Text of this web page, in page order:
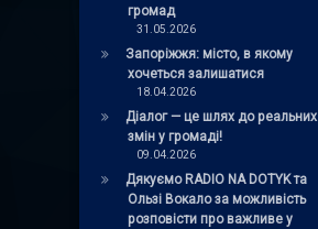
громад
31.05.2026
Запоріжжя: місто, в якому
хочеться залишатися
18.04.2026
Діалог — це шлях до реальних
змін у громаді!
09.04.2026
Дякуємо RADIO NA DOTYK та
Ользі Вокало за можливість
розповісти про важливе у